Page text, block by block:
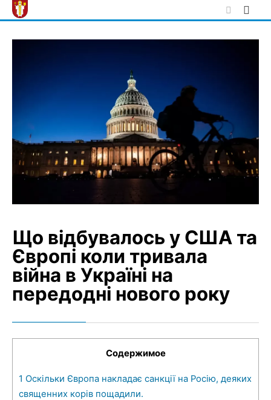
Skip
to
Що відбувалось у США та
Європі коли тривала
війна в Україні на
передодні нового року
Содержимое
1 Оскільки Європа накладає санкції на Росію, деяких
священних корів пощадили.